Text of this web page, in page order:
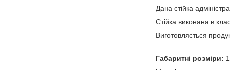
Дана стійка
Стійка виконана в
Виготовляється
Габаритні розміри: